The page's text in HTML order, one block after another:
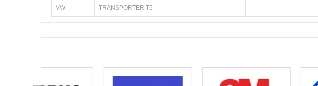
VW TRANSPORTER T5 - -